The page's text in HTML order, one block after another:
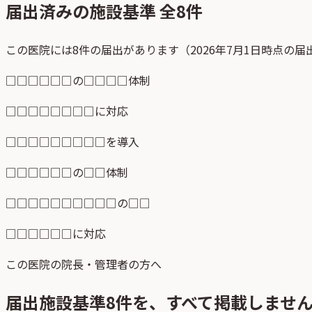
届出済みの施設基準 全8件
この医院には8件の届出があります（2026年7月1日時点の届
□□□□□□の□□□□体制
□□□□□□□□に対応
□□□□□□□□□を導入
□□□□□□の□□体制
□□□□□□□□□□の□□
□□□□□□に対応
この医院の院長・管理者の方へ
届出施設基準8件を、すべて掲載しませ